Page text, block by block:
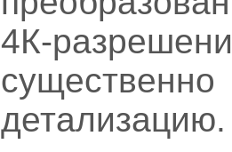
4К-
детализацию.